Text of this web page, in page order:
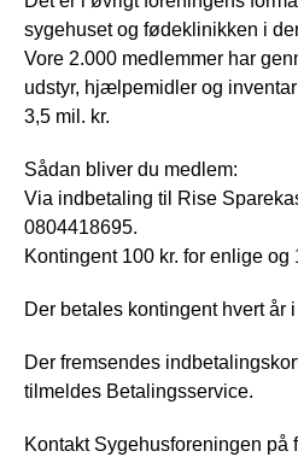
sygehuset og fødeklinikken i
Vore 2.000 medlemmer har
udstyr, hjælpemidler og
3,5 mil. kr.
Sådan bliver du medlem:
Via indbetaling til Rise
0804418695.
Kontingent 100 kr. for enlige og
Der betales kontingent hvert år
Der fremsendes
tilmeldes Betalingsservice.
Kontakt Sygehusforeningen på